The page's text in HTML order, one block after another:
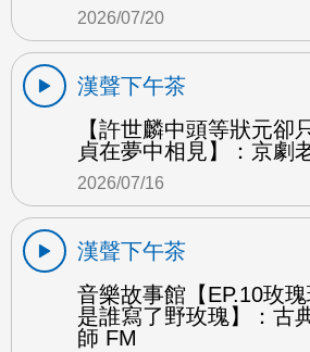
2026/07/20
漢聲下午茶
【許世麟中頭等狀元卻
貞在夢中相見】：京劇
2026/07/16
漢聲下午茶
音樂故事館【EP.10玫瑰
是誰寫了野玫瑰】：古
師 FM